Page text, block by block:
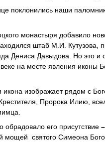
поклонились наши
монастыря добавило
штаб М.И. Кутузова,
Дениса Давыдова. Но это
на месте явления иконы
икона изображает рядом с
Пророка Илию,
его присутствие
мощей святого Симеона